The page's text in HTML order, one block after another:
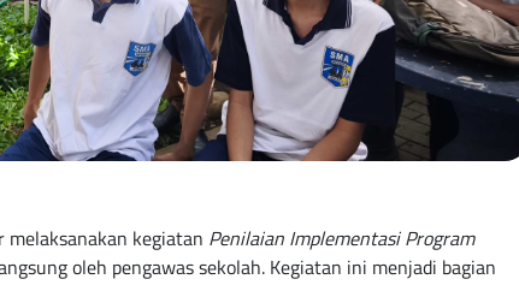
melaksanakan kegiatan Penilaian Implementasi Program
oleh pengawas sekolah. Kegiatan ini menjadi bagian